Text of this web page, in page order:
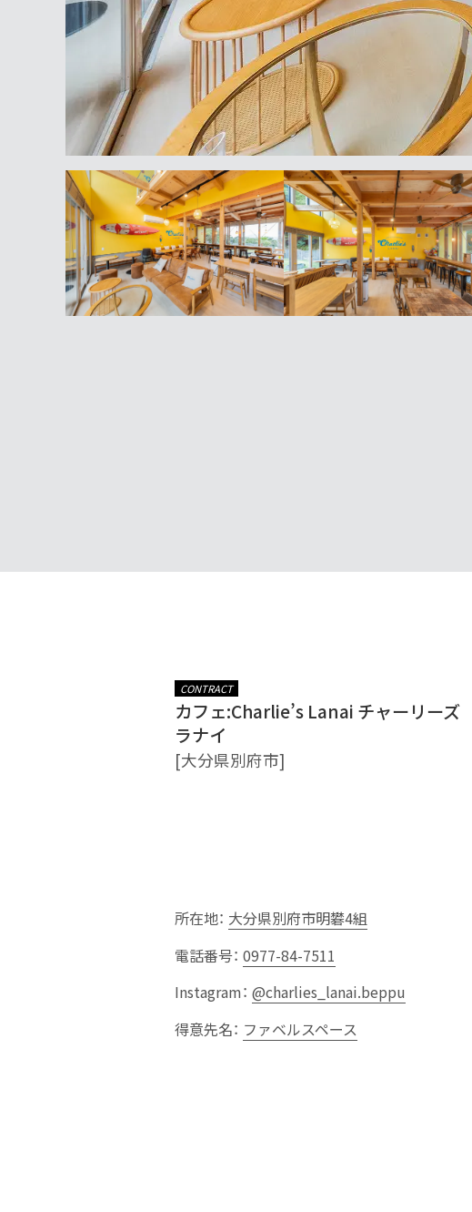
CONTRACT
カフェ:Charlie’s Lanai チャーリーズ
ラナイ
[大分県別府市]
所在地： 大分県別府市明礬4組
電話番号： 0977-84-7511
Instagram： @charlies_lanai.beppu
得意先名： ファベルスペース